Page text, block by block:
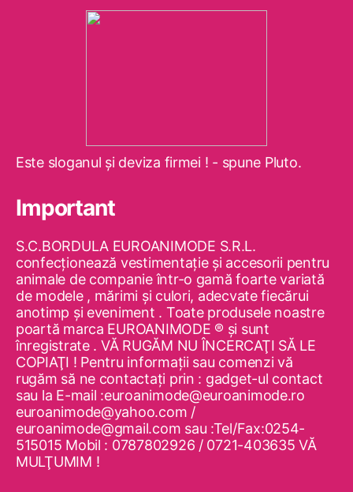
Este sloganul şi deviza firmei ! - spune Pluto.
Important
S.C.BORDULA EUROANIMODE S.R.L.
confecţionează vestimentaţie şi accesorii pentru
animale de companie într-o gamă foarte variată
de modele , mărimi şi culori, adecvate fiecărui
anotimp şi eveniment . Toate produsele noastre
poartă marca EUROANIMODE ® şi sunt
înregistrate . VĂ RUGĂM NU ÎNCERCAŢI SĂ LE
COPIAŢI ! Pentru informaţii sau comenzi vă
rugăm să ne contactaţi prin : gadget-ul contact
sau la E-mail :euroanimode@euroanimode.ro
euroanimode@yahoo.com /
euroanimode@gmail.com sau :Tel/Fax:0254-
515015 Mobil : 0787802926 / 0721-403635 VĂ
MULŢUMIM !